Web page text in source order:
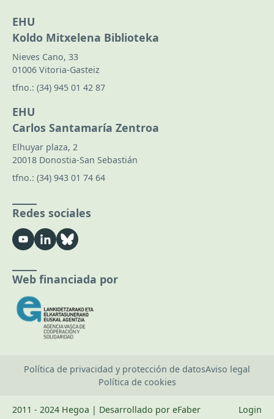
EHU
Koldo Mitxelena Biblioteka
Nieves Cano, 33
01006 Vitoria-Gasteiz
tfno.: (34) 945 01 42 87
EHU
Carlos Santamaría Zentroa
Elhuyar plaza, 2
20018 Donostia-San Sebastián
tfno.: (34) 943 01 74 64
Redes sociales
Web financiada por
Política de privacidad y protección de datosAviso legal
Política de cookies
2011 - 2024 Hegoa | Desarrollado por eFaber Login